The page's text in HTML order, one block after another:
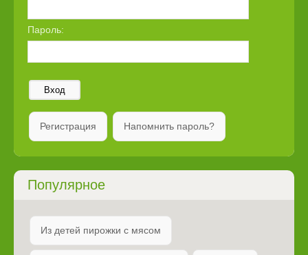
Пароль:
Вход
Регистрация Напомнить пароль?
Популярное
Из детей пирожки с мясом